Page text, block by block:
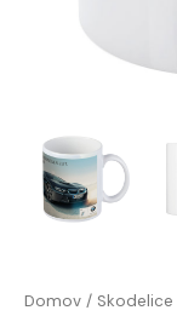
Domov / Skodelice